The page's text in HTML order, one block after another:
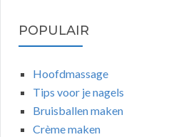
POPULAIR
Hoofdmassage
Tips voor je nagels
Bruisballen maken
Crème maken